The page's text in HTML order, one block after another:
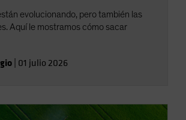
evolucionando, pero también las
Aquí le mostramos cómo sacar
01 julio 2026